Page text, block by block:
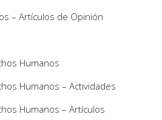
– Artículos de Opinión
Humanos
Humanos – Actividades
Humanos – Artículos